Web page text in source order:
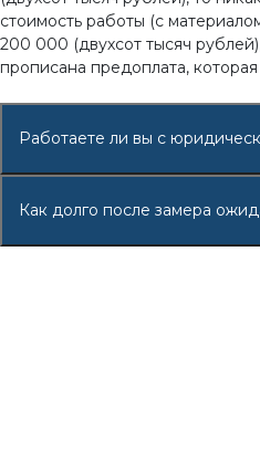
стоимость работы (с
200 000 (двухсот тысяч
прописана предоплата, которая
Работаете ли вы с
Как долго после замера